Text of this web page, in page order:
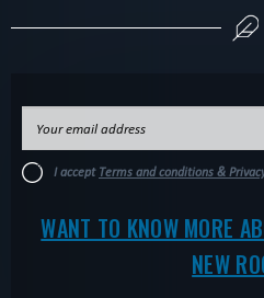
I accept Terms and conditions &
WANT TO KNOW MORE
NEW